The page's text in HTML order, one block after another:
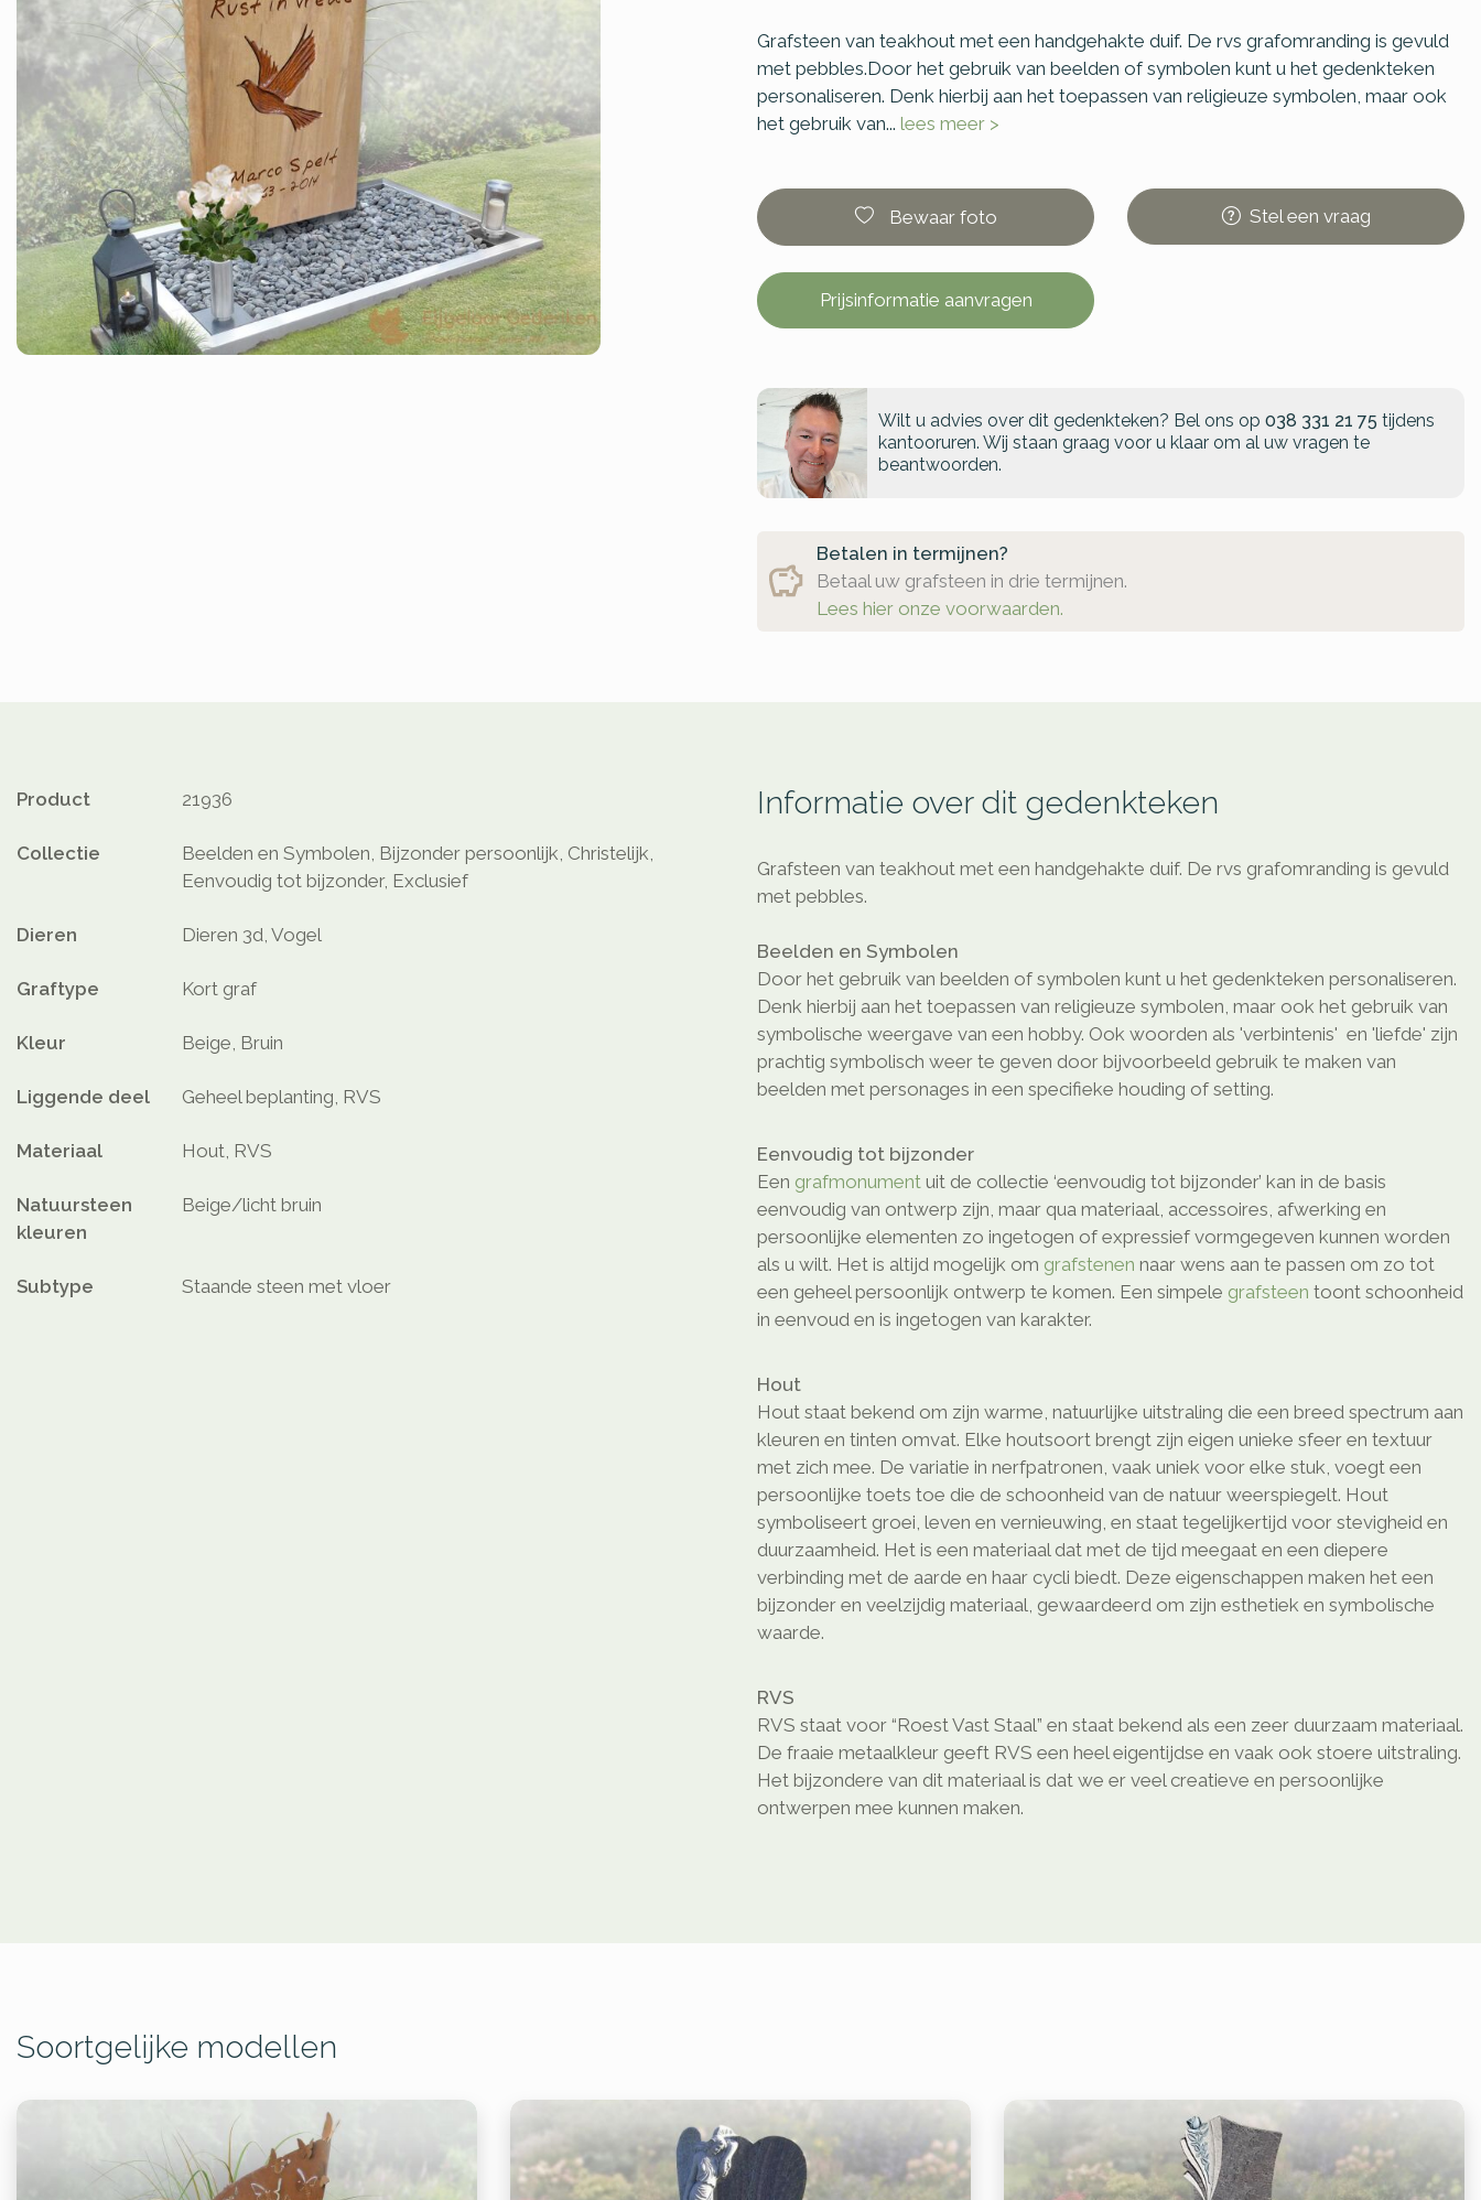
Grafsteen van teakhout met een handgehakte duif. De rvs grafomranding is gevuld
met pebbles.Door het gebruik van beelden of symbolen kunt u het gedenkteken
personaliseren. Denk hierbij aan het toepassen van religieuze symbolen, maar ook
het gebruik van... lees meer >
Bewaar foto Steleen vraag
Prijsinformatie aanvragen
Wilt u advies over dit gedenkteken? Bel ons op 038 331 21 75 tijdens
kantooruren. Wij staan graag voor u klaar om al uw vragen te
beantwoorden.
Betalen in termijnen?
Betaal uw grafsteen in drie termijnen.
Lees hier onze voorwaarden.
Product 21936
Collectie
Beelden en Symbolen, Bijzonder persoonlijk, Christelijk,
Eenvoudig tot bijzonder, Exclusief
Dieren Dieren 3d, Vogel
Graftype Kort graf
Kleur Beige, Bruin
Liggende deel Geheel beplanting, RVS
Materiaal Hout, RVS
Natuursteen
kleuren
Beige/licht bruin
Subtype Staande steen met vloer
Informatie over dit gedenkteken
Grafsteen van teakhout met een handgehakte duif. De rvs grafomranding is gevuld
met pebbles.
Beelden en Symbolen
Door het gebruik van beelden of symbolen kunt u het gedenkteken personaliseren.
Denk hierbij aan het toepassen van religieuze symbolen, maar ook het gebruik van
symbolische weergave van een hobby. Ook woorden als 'verbintenis' en 'liefde' zijn
prachtig symbolisch weer te geven door bijvoorbeeld gebruik te maken van
beelden met personages in een specifieke houding of setting.
Eenvoudig tot bijzonder
Een grafmonument uit de collectie ‘eenvoudig tot bijzonder’ kan in de basis
eenvoudig van ontwerp zijn, maar qua materiaal, accessoires, afwerking en
persoonlijke elementen zo ingetogen of expressief vormgegeven kunnen worden
als u wilt. Het is altijd mogelijk om grafstenen naar wens aan te passen om zo tot
een geheel persoonlijk ontwerp te komen. Een simpele grafsteen toont schoonheid
in eenvoud en is ingetogen van karakter.
Hout
Hout staat bekend om zijn warme, natuurlijke uitstraling die een breed spectrum aan
kleuren en tinten omvat. Elke houtsoort brengt zijn eigen unieke sfeer en textuur
met zich mee. De variatie in nerfpatronen, vaak uniek voor elke stuk, voegt een
persoonlijke toets toe die de schoonheid van de natuur weerspiegelt. Hout
symboliseert groei, leven en vernieuwing, en staat tegelijkertijd voor stevigheid en
duurzaamheid. Het is een materiaal dat met de tijd meegaat en een diepere
verbinding met de aarde en haar cycli biedt. Deze eigenschappen maken het een
bijzonder en veelzijdig materiaal, gewaardeerd om zijn esthetiek en symbolische
waarde.
RVS
RVS staat voor “Roest Vast Staal” en staat bekend als een zeer duurzaam materiaal.
De fraaie metaalkleur geeft RVS een heel eigentijdse en vaak ook stoere uitstraling.
Het bijzondere van dit materiaal is dat we er veel creatieve en persoonlijke
ontwerpen mee kunnen maken.
Soortgelijke modellen